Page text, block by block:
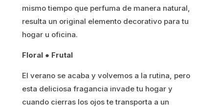
mismo tiempo que perfuma de manera natural,
resulta un original elemento decorativo para tu
hogar u oficina.
Floral ● Frutal
El verano se acaba y volvemos a la rutina, pero
esta deliciosa fragancia invade tu hogar y
cuando cierras los ojos te transporta a un